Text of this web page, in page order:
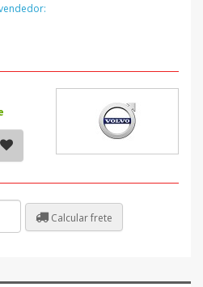
Calcular frete